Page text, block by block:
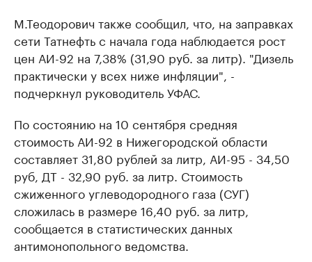
М.Теодорович также сообщил, что, на заправках
сети Татнефть с начала года наблюдается рост
цен АИ-92 на 7,38% (31,90 руб. за литр). "Дизель
практически у всех ниже инфляции", -
подчеркнул руководитель УФАС.
По состоянию на 10 сентября средняя
стоимость АИ-92 в Нижегородской области
составляет 31,80 рублей за литр, АИ-95 - 34,50
руб, ДТ - 32,90 руб. за литр. Стоимость
сжиженного углеводородного газа (СУГ)
сложилась в размере 16,40 руб. за литр,
сообщается в статистических данных
антимонопольного ведомства.